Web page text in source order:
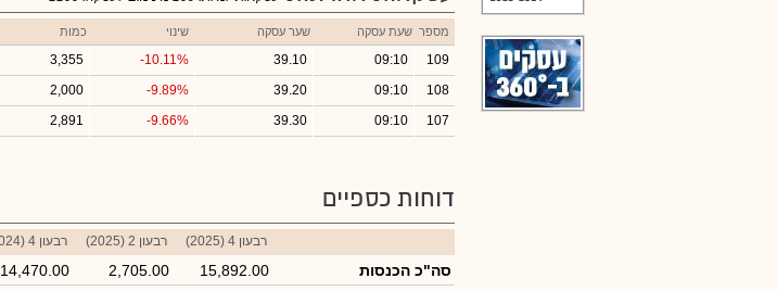
מספר שעת עסקה שער עסקה שינוי כמות
109
09:10
39.10
-10.11%
3,355
108
09:10
39.20
-9.89%
2,000
107
09:10
39.30
-9.66%
2,891
דוחות כספיים
רבעון 4 (2025) רבעון 2 (2025) רבעון 4 (2024)
סה"כ הכנסות 15,892.00
2,705.00
14,470.00